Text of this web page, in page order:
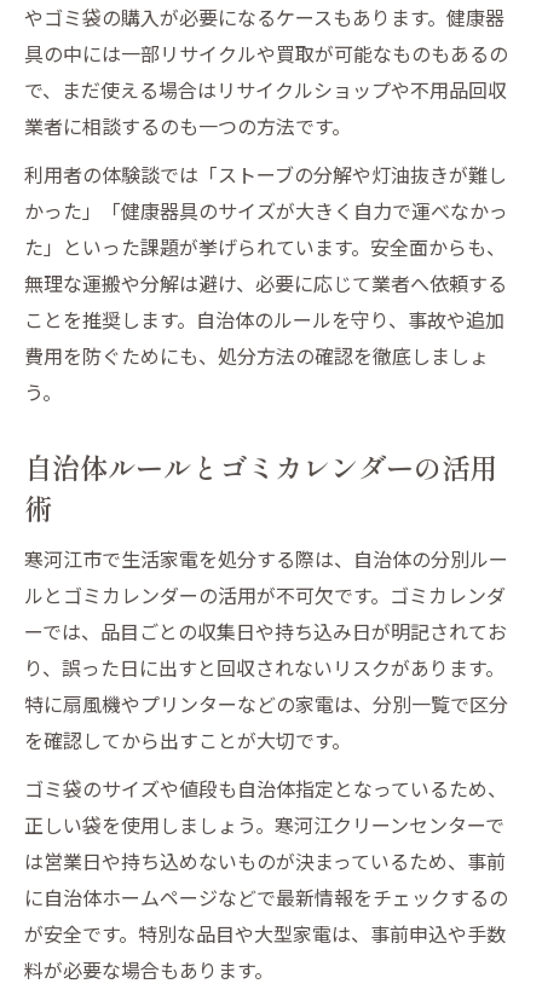
やゴミ袋の購入が必要になるケースもあります。健康器
具の中には一部リサイクルや買取が可能なものもあるの
で、まだ使える場合はリサイクルショップや不用品回収
業者に相談するのも一つの方法です。
利用者の体験談では「ストーブの分解や灯油抜きが難し
かった」「健康器具のサイズが大きく自力で運べなかっ
た」といった課題が挙げられています。安全面からも、
無理な運搬や分解は避け、必要に応じて業者へ依頼する
ことを推奨します。自治体のルールを守り、事故や追加
費用を防ぐためにも、処分方法の確認を徹底しましょ
う。
自治体ルールとゴミカレンダーの活用
術
寒河江市で生活家電を処分する際は、自治体の分別ルー
ルとゴミカレンダーの活用が不可欠です。ゴミカレンダ
ーでは、品目ごとの収集日や持ち込み日が明記されてお
り、誤った日に出すと回収されないリスクがあります。
特に扇風機やプリンターなどの家電は、分別一覧で区分
を確認してから出すことが大切です。
ゴミ袋のサイズや値段も自治体指定となっているため、
正しい袋を使用しましょう。寒河江クリーンセンターで
は営業日や持ち込めないものが決まっているため、事前
に自治体ホームページなどで最新情報をチェックするの
が安全です。特別な品目や大型家電は、事前申込や手数
料が必要な場合もあります。